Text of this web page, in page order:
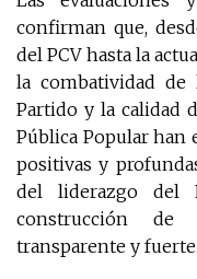
confirman que,
del PCV hasta la
la combatividad de
Partido y la calidad
Pública Popular
positivas y
del liderazgo del
construcción de
transparente y fuerte.